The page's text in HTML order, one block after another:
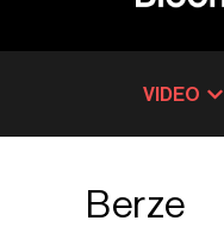
VIDEO
Berze